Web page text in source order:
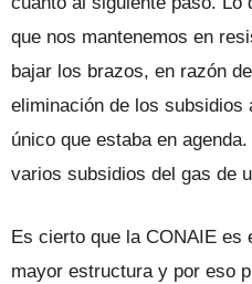
que nos mantenemos en
bajar los brazos, en razón
eliminación de los
único que estaba en
varios subsidios del gas de
Es cierto que la CONAIE es
mayor estructura y por eso